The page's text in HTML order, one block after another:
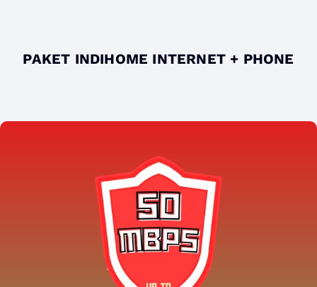
PAKET INDIHOME INTERNET + PHONE